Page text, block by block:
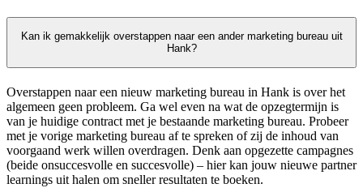
Kan ik gemakkelijk overstappen naar een ander marketing bureau uit
Hank?
Overstappen naar een nieuw marketing bureau in Hank is over het
algemeen geen probleem. Ga wel even na wat de opzegtermijn is
van je huidige contract met je bestaande marketing bureau. Probeer
met je vorige marketing bureau af te spreken of zij de inhoud van
voorgaand werk willen overdragen. Denk aan opgezette campagnes
(beide onsuccesvolle en succesvolle) – hier kan jouw nieuwe partner
learnings uit halen om sneller resultaten te boeken.